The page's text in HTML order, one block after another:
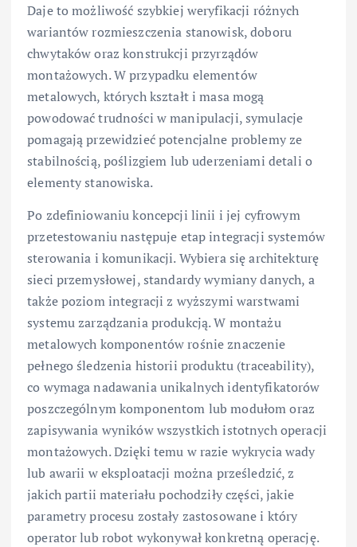
Daje to możliwość szybkiej weryfikacji różnych
wariantów rozmieszczenia stanowisk, doboru
chwytaków oraz konstrukcji przyrządów
montażowych. W przypadku elementów
metalowych, których kształt i masa mogą
powodować trudności w manipulacji, symulacje
pomagają przewidzieć potencjalne problemy ze
stabilnością, poślizgiem lub uderzeniami detali o
elementy stanowiska.
Po zdefiniowaniu koncepcji linii i jej cyfrowym
przetestowaniu następuje etap integracji systemów
sterowania i komunikacji. Wybiera się architekturę
sieci przemysłowej, standardy wymiany danych, a
także poziom integracji z wyższymi warstwami
systemu zarządzania produkcją. W montażu
metalowych komponentów rośnie znaczenie
pełnego śledzenia historii produktu (traceability),
co wymaga nadawania unikalnych identyfikatorów
poszczególnym komponentom lub modułom oraz
zapisywania wyników wszystkich istotnych operacji
montażowych. Dzięki temu w razie wykrycia wady
lub awarii w eksploatacji można prześledzić, z
jakich partii materiału pochodziły części, jakie
parametry procesu zostały zastosowane i który
operator lub robot wykonywał konkretną operację.